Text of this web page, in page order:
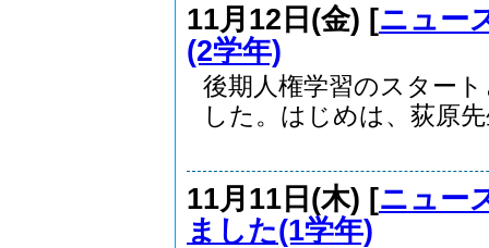
11月12日(金) [ニュー
(2学年)
後期人権学習のスター
した。はじめは、荻原
11月11日(木) [ニュー
ました(1学年)